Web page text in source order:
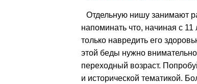
Отдельную нишу занимают
напоминать что, начиная с 11
только навредить его
этой беды нужно
переходный возраст.
и исторической тематикой.